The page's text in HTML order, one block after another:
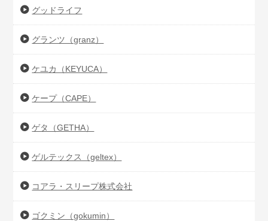
グッドライフ
グランツ（granz）
ケユカ（KEYUCA）
ケープ（CAPE）
ゲタ（GETHA）
ゲルテックス（geltex）
コアラ・スリープ株式会社
ゴクミン（gokumin）